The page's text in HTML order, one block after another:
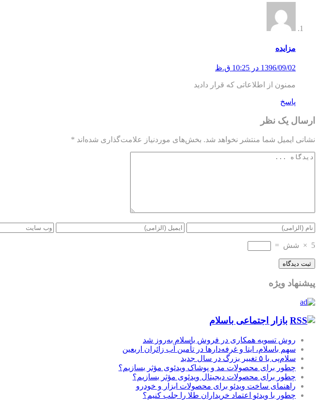
مزایده
1396/09/02 در 10:25 ق.ظ
ممنون از اطلاعاتی که قرار دادید
پاسخ
ارسال یک نظر
نشانی ایمیل شما منتشر نخواهد شد. بخش‌های موردنیاز علامت‌گذاری شده‌اند *
5
× شش =
پیشنهاد ویژه
بازار اجتماعی باسلام
روش تسویه همکاری در فروش باسلام به‌روز شد
سهم باسلام، ایتا و غرفه‌دارها در تأمین آب زائران اربعین
سلام‌پی با ۵ تغییر بزرگ در سال جدید
چطور برای محصولات مد و پوشاک ویدئوی مؤثر بسازیم؟
چطور برای محصولات دیجیتال ویدئوی مؤثر بسازیم؟
راهنمای ساخت ویدئو برای محصولات ابزار و خودرو
چطور با ویدئو اعتماد خریداران طلا را جلب کنیم؟